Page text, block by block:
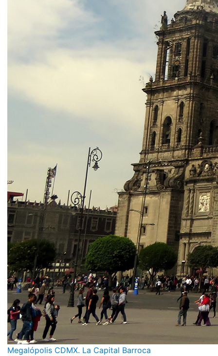
Megalópolis CDMX. La Capital Barroca